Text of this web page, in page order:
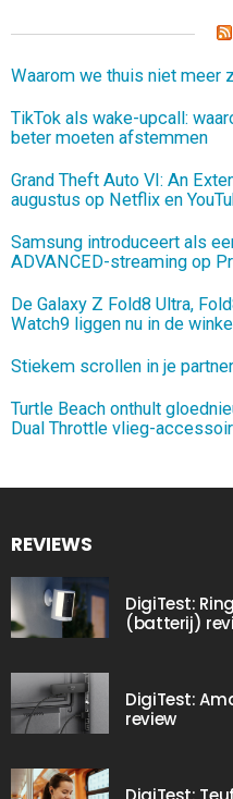
Waarom we thuis niet meer
TikTok als wake-upcall:
beter moeten afstemmen
Grand Theft Auto VI: An
augustus op Netflix en
Samsung introduceert als
ADVANCED-streaming op
De Galaxy Z Fold8 Ultra,
Watch9 liggen nu in de
Stiekem scrollen in je
Turtle Beach onthult
Dual Throttle vlieg-
REVIEWS
DigiTest:
(batterij)
DigiTest:
review